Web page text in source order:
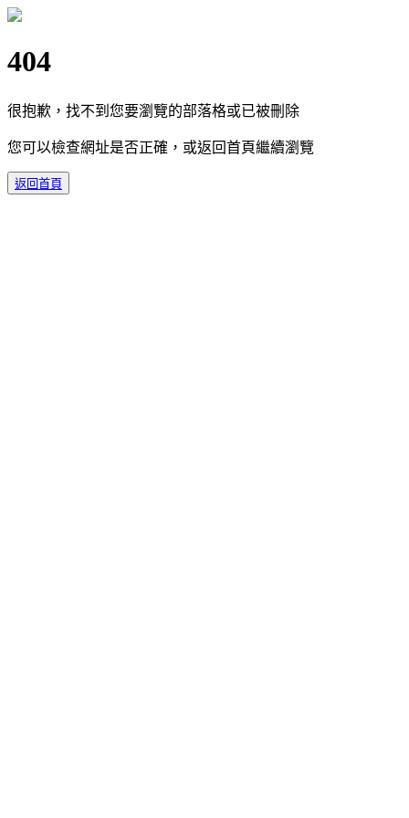
404
很抱歉，找不到您要瀏覽的部落格或已被刪除
您可以檢查網址是否正確，或返回首頁繼續瀏覽
返回首頁